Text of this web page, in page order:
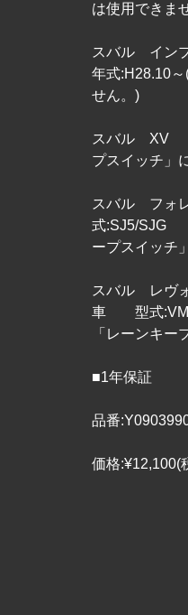
は使用できま
スバル イン
年式:H28.10
せん。)
スバル XV
プスイッチ」
スバル フォ
式:SJ5/SJG
ープスイッチ
スバル レヴ
車 型式
「レーンキー
■1年保証
品番
価格:¥12,100(